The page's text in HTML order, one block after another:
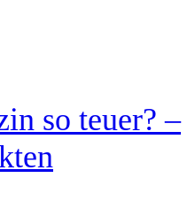
so teuer? –